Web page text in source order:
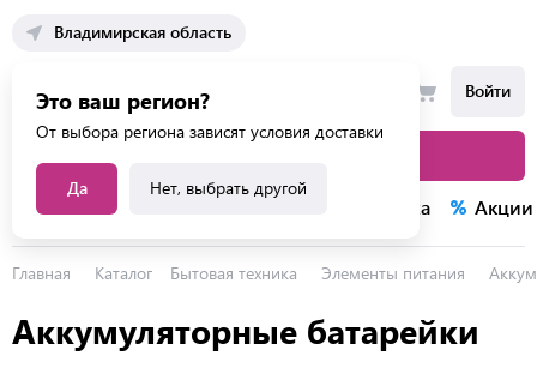
Владимирская область
Это ваш регион?
От выбора региона зависят условия доставки
Да Нет, выбрать другой
Войти
Каталог услуг Распродажа Акции
Главная Каталог Бытовая техника Элементы питания
Аккумуляторные батарейки